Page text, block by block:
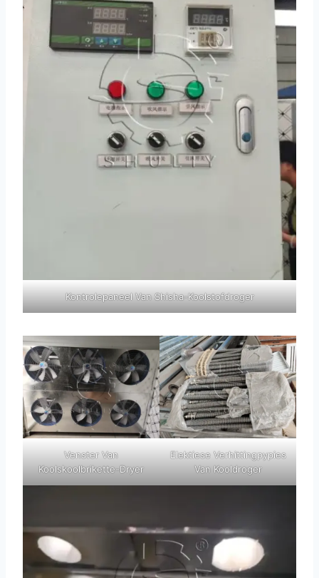
Kontrolepaneel Van Shisha-Koolstofdroger
Venster Van
Koolskoolbrikette-Dryer
Elektiese Verhittingpypies
Van Kooldroger